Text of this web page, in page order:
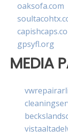
oaksofa.com
gpsyfl.org
MEDIA